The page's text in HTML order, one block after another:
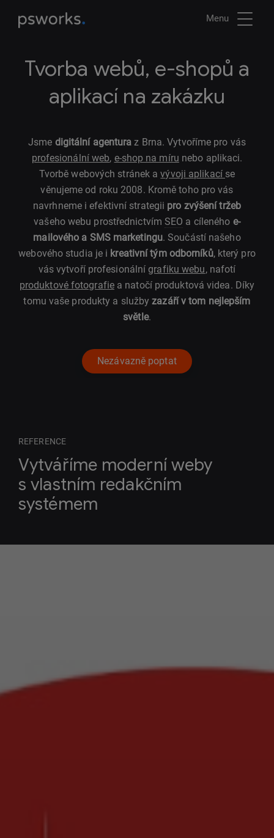
Menu
Tvorba webů, e-shopů a
aplikací na zakázku
Jsme digitální agentura z Brna. Vytvoříme pro vás
profesionální web, e-shop na míru nebo aplikaci.
Tvorbě webových stránek avývoji aplikací se
věnujeme od roku 2008. Kromě toho pro vás
navrhneme i efektivní strategii pro zvýšení tržeb
vašeho webu prostřednictvím SEO a cíleného e-
mailového a SMS marketingu. Součástí našeho
webového studia je i kreativní tým odborníků, který pro
vás vytvoří profesionálnígrafiku webu, nafotí
produktové fotografiea natočí produktová videa. Díky
tomu vaše produkty a službyzazáří v tom nejlepším
světle.
Nezávazně poptat
REFERENCE
Vytváříme moderní weby
s vlastním redakčním
systémem